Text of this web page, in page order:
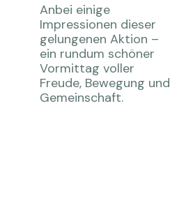
Anbei einige
Impressionen dieser
gelungenen Aktion –
ein rundum schöner
Vormittag voller
Freude, Bewegung und
Gemeinschaft.